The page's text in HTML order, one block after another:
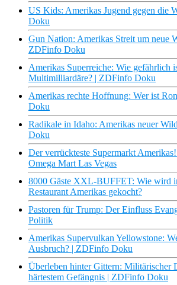
US Kids: Amerikas Jugend gegen die
Doku
Gun Nation: Amerikas Streit um neue
ZDFinfo Doku
Amerikas Superreiche: Wie gefährlich
Multimilliardäre? | ZDFinfo Doku
Amerikas rechte Hoffnung: Wer ist
Doku
Radikale in Idaho: Amerikas neuer
Doku
Der verrückteste Supermarkt
Omega Mart Las Vegas
8000 Gäste XXL-BUFFET: Wie wird
Restaurant Amerikas gekocht?
Pastoren für Trump: Der Einfluss
Politik
Amerikas Supervulkan Yellowstone:
Ausbruch? | ZDFinfo Doku
Überleben hinter Gittern: Militärischer
härtestem Gefängnis | ZDFinfo Doku